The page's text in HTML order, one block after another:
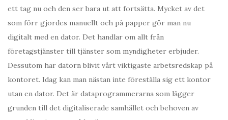
ett tag nu och den ser bara ut att fortsätta. Mycket av det
som förr gjordes manuellt och på papper gör man nu
digitalt med en dator. Det handlar om allt från
företagstjänster till tjänster som myndigheter erbjuder.
Dessutom har datorn blivit vårt viktigaste arbetsredskap på
kontoret. Idag kan man nästan inte föreställa sig ett kontor
utan en dator. Det är dataprogrammerarna som lägger
grunden till det digitaliserade samhället och behoven av